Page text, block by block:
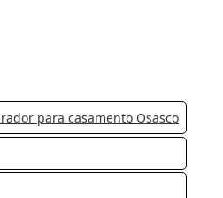
para casamento Osasco